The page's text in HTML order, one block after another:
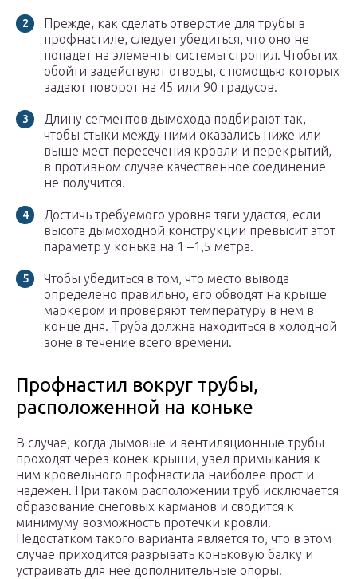
Прежде, как сделать отверстие для трубы в
профнастиле, следует убедиться, что оно не
попадет на элементы системы стропил. Чтобы их
обойти задействуют отводы, с помощью которых
задают поворот на 45 или 90 градусов.
Длину сегментов дымохода подбирают так,
чтобы стыки между ними оказались ниже или
выше мест пересечения кровли и перекрытий,
в противном случае качественное соединение
не получится.
Достичь требуемого уровня тяги удастся, если
высота дымоходной конструкции превысит этот
параметр у конька на 1 –1,5 метра.
Чтобы убедиться в том, что место вывода
определено правильно, его обводят на крыше
маркером и проверяют температуру в нем в
конце дня. Труба должна находиться в холодной
зоне в течение всего времени.
Профнастил вокруг трубы,
расположенной на коньке
В случае, когда дымовые и вентиляционные трубы
проходят через конек крыши, узел примыкания к
ним кровельного профнастила наиболее прост и
надежен. При таком расположении труб исключается
образование снеговых карманов и сводится к
минимуму возможность протечки кровли.
Недостатком такого варианта является то, что в этом
случае приходится разрывать коньковую балку и
устраивать для нее дополнительные опоры.